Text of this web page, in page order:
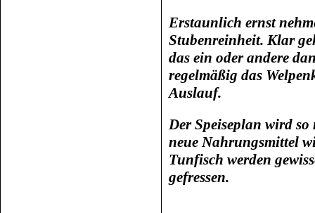
Erstaunlich ernst
Stubenreinheit. Klar
das ein oder andere
regelmäßig das
Auslauf.
Der Speiseplan wird
neue Nahrungsmittel
Tunfisch werden
gefressen.